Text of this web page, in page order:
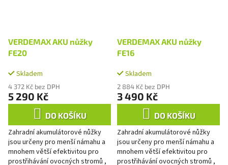
VERDEMAX AKU nůžky
FE20
Skladem
4 372 Kč bez DPH
5 290 Kč
DO KOŠÍKU
Zahradní akumulátorové nůžky
jsou určeny pro menší námahu a
mnohem větší efektivitou pro
prostřihávání ovocných stromů ,
VERDEMAX AKU nůžky
FE16
Skladem
2 884 Kč bez DPH
3 490 Kč
DO KOŠÍKU
Zahradní akumulátorové nůžky
jsou určeny pro menší námahu a
mnohem větší efektivitou pro
prostřihávání ovocných stromů ,